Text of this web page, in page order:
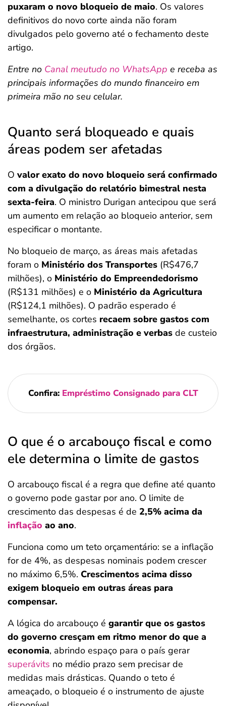
puxaram o novo bloqueio de maio. Os valores
definitivos do novo corte ainda não foram
divulgados pelo governo até o fechamento deste
artigo.
Entre no Canal meutudo no WhatsApp e receba as
principais informações do mundo financeiro em
primeira mão no seu celular.
Quanto será bloqueado e quais
áreas podem ser afetadas
O valor exato do novo bloqueio será confirmado
com a divulgação do relatório bimestral nesta
sexta-feira. O ministro Durigan antecipou que será
um aumento em relação ao bloqueio anterior, sem
especificar o montante.
No bloqueio de março, as áreas mais afetadas
foram o Ministério dos Transportes (R$476,7
milhões), o Ministério do Empreendedorismo
(R$131 milhões) e o Ministério da Agricultura
(R$124,1 milhões). O padrão esperado é
semelhante, os cortes recaem sobre gastos com
infraestrutura, administração e verbas de custeio
dos órgãos.
Confira: Empréstimo Consignado para CLT
O que é o arcabouço fiscal e como
ele determina o limite de gastos
O arcabouço fiscal é a regra que define até quanto
o governo pode gastar por ano. O limite de
crescimento das despesas é de 2,5% acima da
inflação ao ano.
Funciona como um teto orçamentário: se a inflação
for de 4%, as despesas nominais podem crescer
no máximo 6,5%. Crescimentos acima disso
exigem bloqueio em outras áreas para
compensar.
A lógica do arcabouço é garantir que os gastos
do governo cresçam em ritmo menor do que a
economia, abrindo espaço para o país gerar
superávits no médio prazo sem precisar de
medidas mais drásticas. Quando o teto é
ameaçado, o bloqueio é o instrumento de ajuste